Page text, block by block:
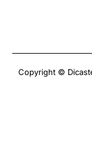
Copyright ©